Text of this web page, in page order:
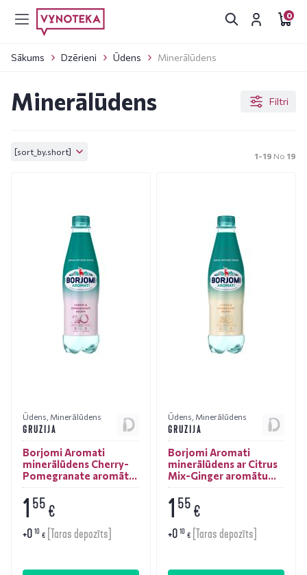
0
Sākums Dzērieni Ūdens Minerālūdens
Minerālūdens Filtri
[sort_by.short] 1-19 No 19
Ūdens, Minerālūdens
GRUZIJA
Borjomi Aromati
minerālūdens Cherry-
Pomegranate aromātu
0,5L
1 55€
+0 10 € [Taras depozīts]
Ūdens, Minerālūdens
GRUZIJA
Borjomi Aromati
minerālūdens ar Citrus
Mix-Ginger aromātu
0,5L
1 55€
+0 10 € [Taras depozīts]